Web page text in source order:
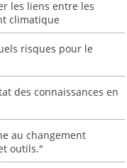
les liens entre les
climatique
risques pour le
des connaissances en
au changement
outils."